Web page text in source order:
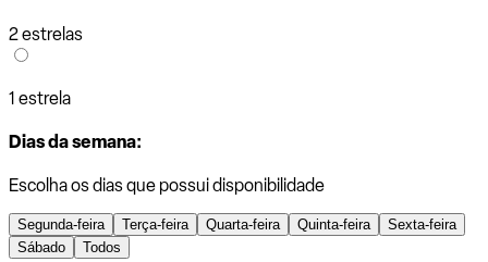
2 estrelas
1 estrela
Dias da semana:
Escolha os dias que possui disponibilidade
Segunda-feira Terça-feira Quarta-feira Quinta-feira
Sexta-feira
Sábado
Todos